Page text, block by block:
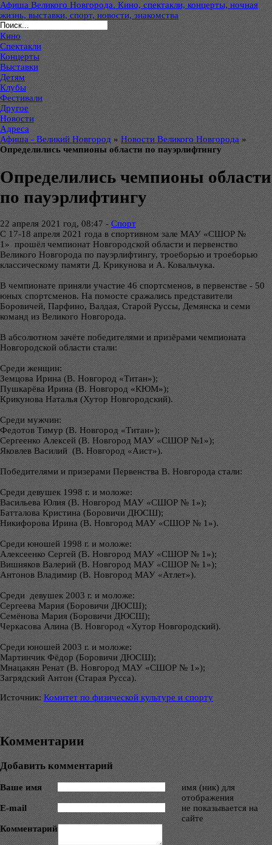
Афиша Великого Новгорода. Кино, спектакли, концерты, ночная
жизнь, выставки, спорт, новости, знакомства
Кино
Спектакли
Концерты
Выставки
Детям
Клубы
Фестивали
Другое
Новости
Адреса
Афиша - Великий Новгород » Новости Великого Новгорода »
Определились чемпионы области по пауэрлифтингу
Определились чемпионы области
по пауэрлифтингу
22 апреля 2021 год, 08:47 - Спорт
С 17-18 апреля 2021 года в спортивном зале МАУ «СШОР №
1» прошёл чемпионат Новгородской области и первенство
Великого Новгорода по пауэрлифтингу, троеборью и троеборью
классическому памяти Д. Крикунова и А. Ковальчука.
В чемпионате приняли участие 46 спортсменов, в первенстве - 50
юных спортсменов. На помосте сражались представители
Боровичей, Парфино, Валдая, Старой Руссы, Демянска и семи
команд из Великого Новгорода.
В абсолютном зачёте победителями и призёрами чемпионата
Новгородской области стали:
Среди женщин:
Земцова Ирина (В. Новгород «Титан»);
Пушкарёва Ирина (В. Новгород «КЮМ»);
Крикунова Наталья (Хутор Новгородский).
Среди мужчин:
Федотов Тимур (В. Новгород «Титан»);
Сергеенко Алексей (В. Новгород МАУ «СШОР №1»);
Яковлев Василий (В. Новгород «Аист»).
Победителями и призерами Первенства В. Новгорода стали:
Среди девушек 1998 г. и моложе:
Васильева Юлия (В. Новгород МАУ «СШОР № 1»);
Батталова Кристина (Боровичи ДЮСШ);
Никифорова Ирина (В. Новгород МАУ «СШОР № 1»).
Среди юношей 1998 г. и моложе:
Алексеенко Сергей (В. Новгород МАУ «СШОР № 1»);
Вишняков Валерий (В. Новгород МАУ «СШОР № 1»);
Антонов Владимир (В. Новгород МАУ «Атлет»).
Среди девушек 2003 г. и моложе:
Сергеева Мария (Боровичи ДЮСШ);
Семёнова Мария (Боровичи ДЮСШ);
Черкасова Алина (В. Новгород «Хутор Новгородский).
Среди юношей 2003 г. и моложе:
Мартинчик Фёдор (Боровичи ДЮСШ);
Мнацакян Ренат (В. Новгород МАУ «СШОР № 1»);
Загрядский Антон (Старая Русса).
Источник: Комитет по физической культуре и спорту
Комментарии
Добавить комментарий
Ваше имя
имя (ник) для
отображения
E-mail
не показывается на
сайте
Комментарий